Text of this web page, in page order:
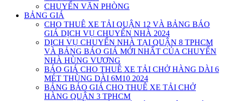
CHUYỂN VĂN PHÒNG
BẢNG GIÁ
CHO THUÊ XE TẢI QUẬN 12 VÀ BẢNG BÁO
GIÁ DỊCH VỤ CHUYỂN NHÀ 2024
DỊCH VỤ CHUYỂN NHÀ TẠI QUẬN 8 TPHCM
VÀ BẢNG BÁO GIÁ MỚI NHẤT CỦA CHUYỂN
NHÀ HÙNG VƯƠNG
BÁO GIÁ CHO THUÊ XE TẢI CHỞ HÀNG DÀI 6
MÉT THÙNG DÀI 6M10 2024
BẢNG BÁO GIÁ CHO THUÊ XE TẢI CHỞ
HÀNG QUẬN 3 TPHCM